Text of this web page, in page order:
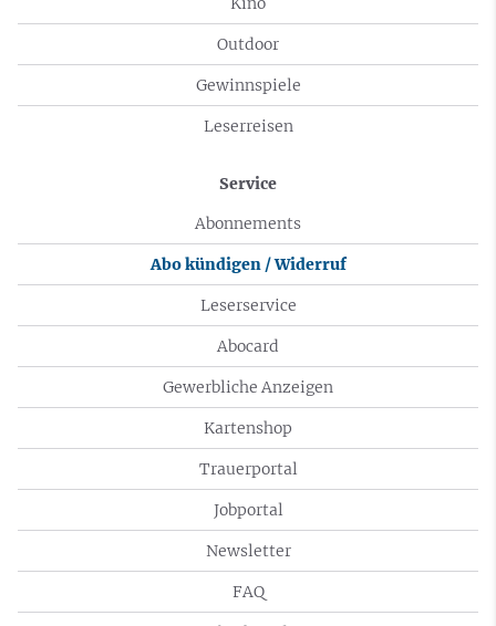
Outdoor
Gewinnspiele
Leserreisen
Service
Abonnements
Abo kündigen / Widerruf
Leserservice
Abocard
Gewerbliche Anzeigen
Kartenshop
Trauerportal
Jobportal
Newsletter
FAQ